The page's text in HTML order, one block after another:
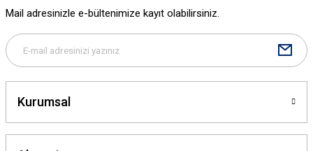
Bu ürüne benzer farklı alternatifler olmalı.
Mail adresinizle e-bültenimize kayıt olabilirsiniz.
Kurumsal